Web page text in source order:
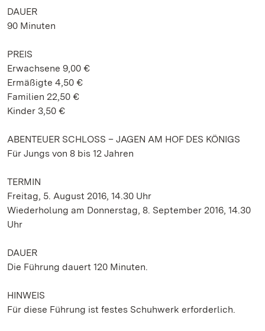
DAUER
90 Minuten
PREIS
Erwachsene 9,00 €
Ermäßigte 4,50 €
Familien 22,50 €
Kinder 3,50 €
ABENTEUER SCHLOSS – JAGEN AM HOF DES KÖNIGS
Für Jungs von 8 bis 12 Jahren
TERMIN
Freitag, 5. August 2016, 14.30 Uhr
Wiederholung am Donnerstag, 8. September 2016, 14.30
Uhr
DAUER
Die Führung dauert 120 Minuten.
HINWEIS
Für diese Führung ist festes Schuhwerk erforderlich.